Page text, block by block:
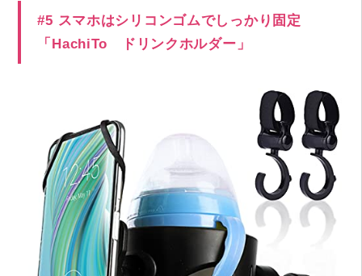
#5 スマホはシリコンゴムでしっかり固定
「HachiTo ドリンクホルダー」